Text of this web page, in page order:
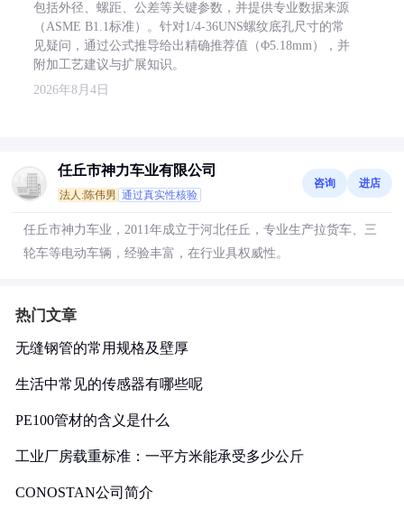
包括外径、螺距、公差等关键参数，并提供专业数据来源
（ASME B1.1标准）。针对1/4-36UNS螺纹底孔尺寸的常
见疑问，通过公式推导给出精确推荐值（Φ5.18mm），并
附加工艺建议与扩展知识。
2026年8月4日
任丘市神力车业有限公司
法人:陈伟男 通过真实性核验
咨询 进店
任丘市神力车业，2011年成立于河北任丘，专业生产拉货车、三
轮车等电动车辆，经验丰富，在行业具权威性。
热门文章
无缝钢管的常用规格及壁厚
生活中常见的传感器有哪些呢
PE100管材的含义是什么
工业厂房载重标准：一平方米能承受多少公斤
CONOSTAN公司简介